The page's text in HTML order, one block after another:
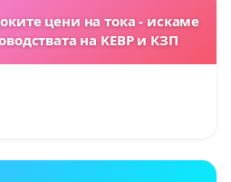
на КЕВР и КЗП